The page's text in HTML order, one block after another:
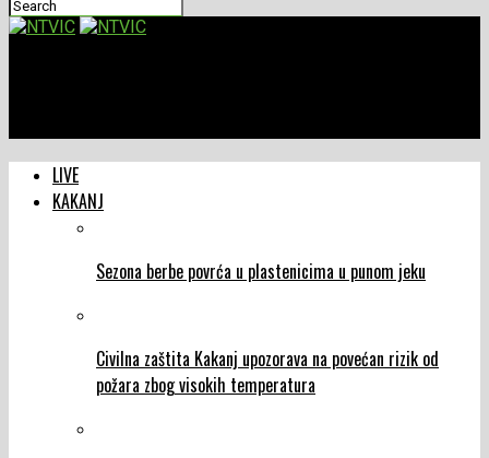
LIVE
KAKANJ
Sezona berbe povrća u plastenicima u punom jeku
Civilna zaštita Kakanj upozorava na povećan rizik od
požara zbog visokih temperatura